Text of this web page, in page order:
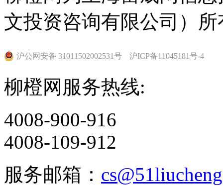
文投资咨询有限公司）所
沪公网安备 31011502002531号 沪ICP备11045181号-4
柳橙网服务热线:
4008-900-916
4008-109-912
服务邮箱：